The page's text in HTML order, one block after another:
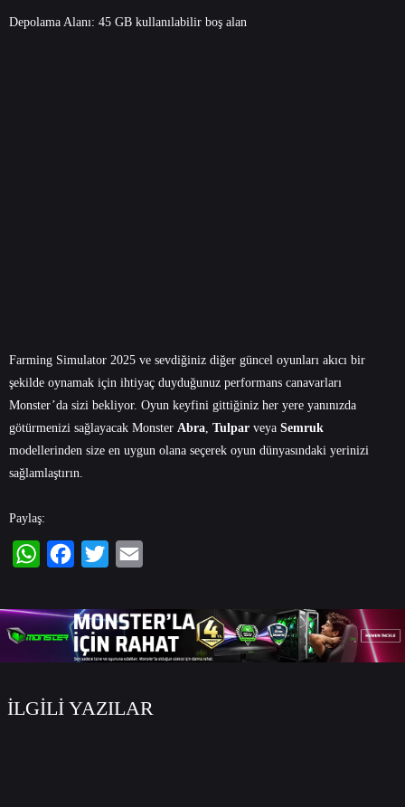
Depolama Alanı: 45 GB kullanılabilir boş alan
Farming Simulator 2025 ve sevdiğiniz diğer güncel oyunları akıcı bir
şekilde oynamak için ihtiyaç duyduğunuz performans canavarları
Monster’da sizi bekliyor. Oyun keyfini gittiğiniz her yere yanınızda
götürmenizi sağlayacak Monster Abra Tulpar veya Semruk
modellerinden size en uygun olana seçerek oyun dünyasındaki yerinizi
sağlamlaştırın.
Paylaş:
İLGİLİ YAZILAR